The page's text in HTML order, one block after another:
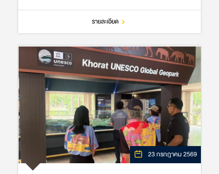
สหประชาชาติ (Thai National Commis…
รายละเอียด
23 กรกฎาคม 2569